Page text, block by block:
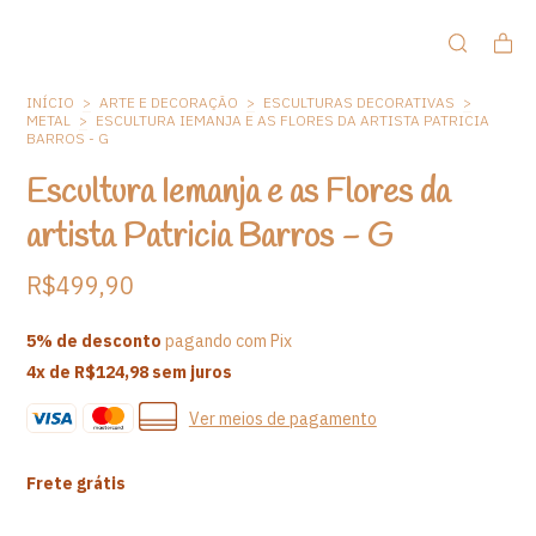
INÍCIO > ARTE E DECORAÇÃO > ESCULTURAS DECORATIVAS >
METAL > ESCULTURA IEMANJA E AS FLORES DA ARTISTA PATRICIA
BARROS - G
Escultura Iemanja e as Flores da
artista Patricia Barros - G
R$499,90
5% de desconto pagando com Pix
4x de R$124,98sem juros
Ver meios de pagamento
Frete grátis